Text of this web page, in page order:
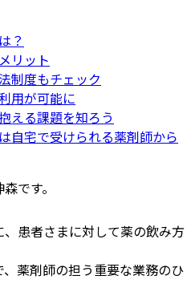
？
リット
制度もチェック
用が可能に
える課題を知ろう
自宅で受けられる薬剤師から
です。
患者さまに対して薬の飲み方
薬剤師の担う重要な業務のひ